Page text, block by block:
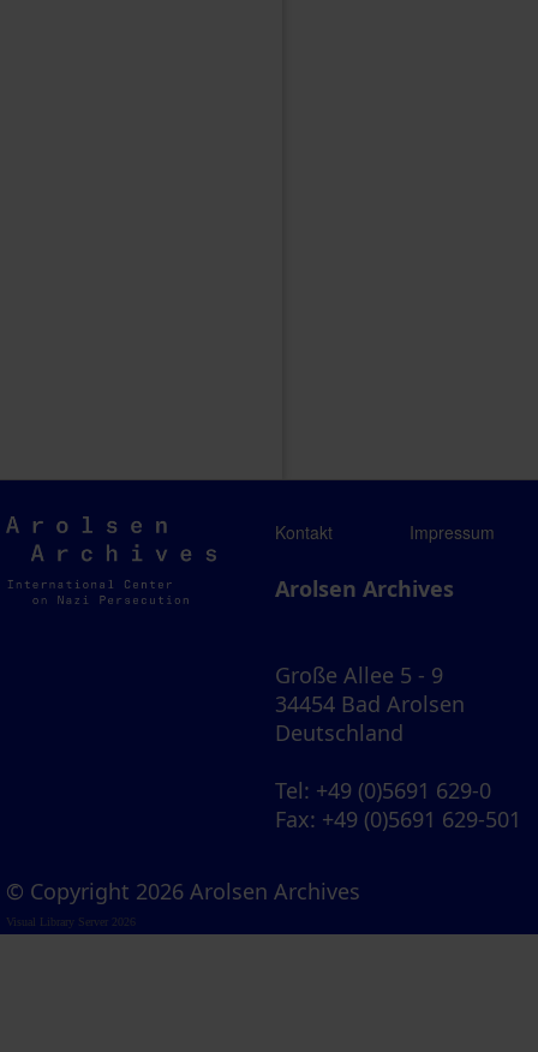
Arolsen
Archives
Kontakt Impressum
Arolsen Archives
Große Allee 5 - 9
34454 Bad Arolsen
Deutschland
Tel: +49 (0)5691 629-0
Fax: +49 (0)5691 629-501
© Copyright 2026 Arolsen Archives
Visual Library Server 2026